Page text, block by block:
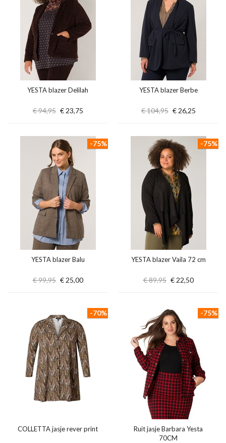
YESTA blazer Delilah
€ 94,95 € 23,75
YESTA blazer Berbe
€ 104,95 € 26,25
YESTA blazer Balu
€ 99,95 € 25,00
-75%
YESTA blazer Vaila 72 cm
€ 89,95 € 22,50
-75%
COLLETTA jasje rever print
-70%
Ruit jasje Barbara Yesta
70CM
-75%